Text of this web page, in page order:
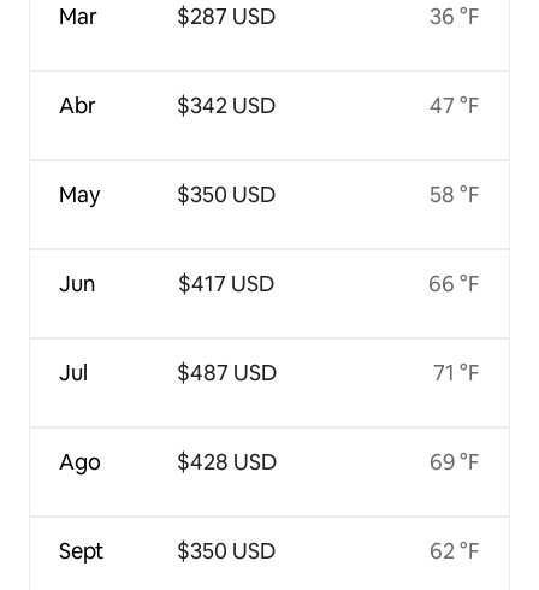
Mar
Abr
May
Jun
Jul
Ago
Sept
$287 USD
$342 USD
$350 USD
$417 USD
$487 USD
$428 USD
$350 USD
36 °F
47 °F
58 °F
66 °F
71 °F
69 °F
62 °F